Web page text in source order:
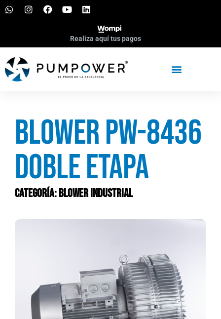
Realiza aquí tus pagos
Blower PW-8436
DOBLE ETAPA
Categoría:Blower industrial